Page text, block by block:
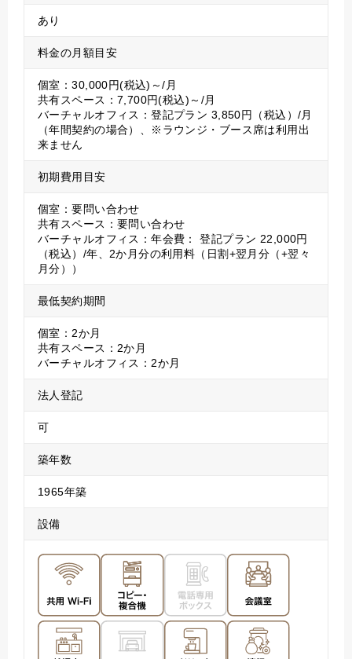
あり
料金の月額目安
個室：30,000円(税込)～/月
共有スペース：7,700円(税込)～/月
バーチャルオフィス：登記プラン 3,850円（税込）/月
（年間契約の場合）、※ラウンジ・ブース席は利用出
来ません
初期費用目安
個室：要問い合わせ
共有スペース：要問い合わせ
バーチャルオフィス：年会費： 登記プラン 22,000円
（税込）/年、2か月分の利用料（日割+翌月分（+翌々
月分））
最低契約期間
個室：2か月
共有スペース：2か月
バーチャルオフィス：2か月
法人登記
可
築年数
1965年築
設備